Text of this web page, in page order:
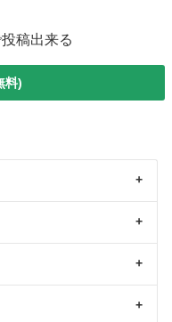
稿出来る
料)